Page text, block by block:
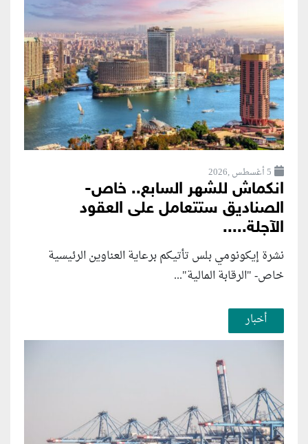
5 أغسطس ,2026
انكماش للشهر السابع.. خاص-
الصناديق ستتعامل على العقود
الآجلة.....
نشرة إيكونومي بلس تأتيكم برعاية العناوين الرئيسية
خاص- "الرقابة المالية"...
أخبار